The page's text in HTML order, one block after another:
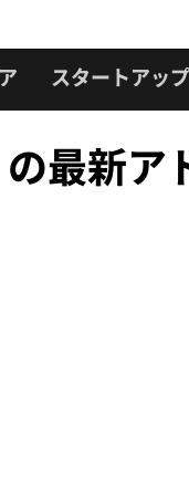
スタートアップ
最新ア